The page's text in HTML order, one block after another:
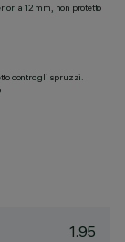
a 12 mm, non protetto
contro gli spruzzi.
1.95